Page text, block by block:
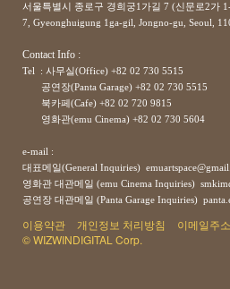
서울특별시 종로구 경희궁1가길 7 (신문로2가
7, Gyeonghuigung 1ga-gil, Jongno-gu, Seoul,
Contact Info :
Tel : 사무실(Office) +82 02 730 5515
공연장(Panta Garage) +82 02 730 5515
북카페(Cafe) +82 02 720 9815
영화관(emu Cinema) +82 02 730 5604
e-mail :
대표메일(General Inquiries)
영화관 대관메일 (emu Cinema Inquiries)
공연장 대관메일 (Panta Garage Inquiries)
이용약관 개인정보 처리방침
이메일주
© WIZWINDIGITAL Corp.